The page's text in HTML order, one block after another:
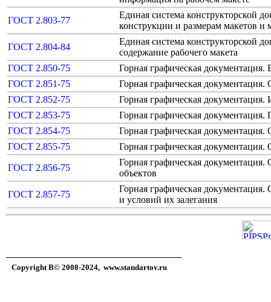
ГОСТ 2.803-77
Единая система конструкторской
конструкции и размерам макетов и
ГОСТ 2.804-84
Единая система конструкторской
содержание рабочего макета
ГОСТ 2.850-75
Горная графическая
ГОСТ 2.851-75
Горная графическая
ГОСТ 2.852-75
Горная графическая
ГОСТ 2.853-75
Горная графическая
ГОСТ 2.854-75
Горная графическая
ГОСТ 2.855-75
Горная графическая
ГОСТ 2.856-75
Горная графическая
объектов
ГОСТ 2.857-75
Горная графическая
и условий их залегания
Copyright В© 2008-2024, www.standartov.ru